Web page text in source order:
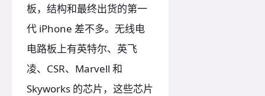
板，结构和最终出货的第一
代 iPhone 差不多。无线电
电路板上有英特尔、英飞
凌、CSR、Marvell 和
Skyworks 的芯片，这些芯片